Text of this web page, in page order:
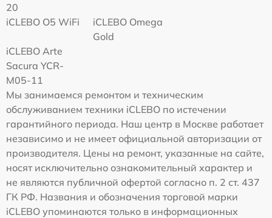
20
iCLEBO O5 WiFi
iCLEBO Omega
Gold
iCLEBO Arte
Sacura YCR-
M05-11
Мы занимаемся ремонтом и техническим
обслуживанием техники iCLEBO по истечении
гарантийного периода. Наш центр в Москве работает
независимо и не имеет официальной авторизации от
производителя. Цены на ремонт, указанные на сайте,
носят исключительно ознакомительный характер и
не являются публичной офертой согласно п. 2 ст. 437
ГК РФ. Названия и обозначения торговой марки
iCLEBO упоминаются только в информационных